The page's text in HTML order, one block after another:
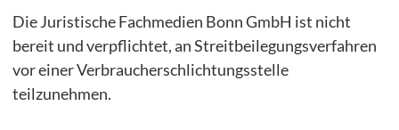
Die Juristische Fachmedien Bonn GmbH ist nicht
bereit und verpflichtet, an Streitbeilegungsverfahren
vor einer Verbraucherschlichtungsstelle
teilzunehmen.